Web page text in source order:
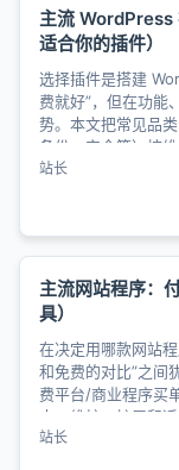
主流 WordPress
适合你的插件）
选择插件是搭建
费就好”，但在功能
势。本文把常见品
备份、安全等）按
站长
主流网站程序：
具）
在决定用哪款网站
和免费的对比”之间
费平台/商业程序买
本、维护、扩展和
执......
站长